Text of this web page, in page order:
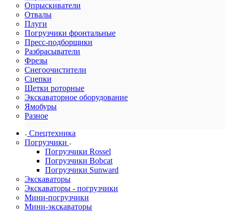
Опрыскиватели
Отвалы
Плуги
Погрузчики фронтальные
Пресс-подборщики
Разбрасыватели
Фрезы
Снегоочистители
Сцепки
Щетки роторные
Экскаваторное оборудование
Ямобуры
Разное
Спецтехника
Погрузчики
Погрузчики Rossel
Погрузчики Bobcat
Погрузчики Sunward
Экскаваторы
Экскаваторы - погрузчики
Мини-погрузчики
Мини-экскаваторы